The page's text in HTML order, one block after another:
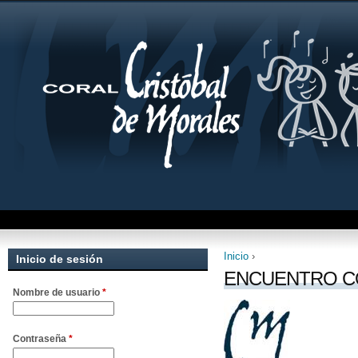
Se encuentra
Inicio ›
ENCUENTRO
Inicio de sesión
Nombre de usuario *
Contraseña *